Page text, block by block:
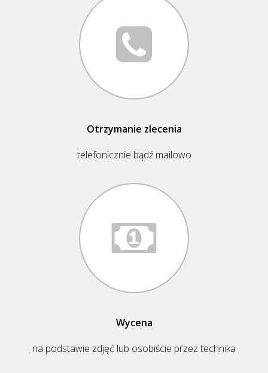
Otrzymanie zlecenia
telefonicznie bądź mailowo
Wycena
na podstawie zdjęć lub osobiście przez technika